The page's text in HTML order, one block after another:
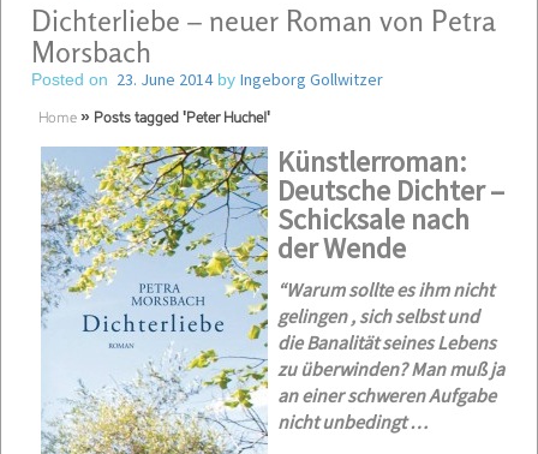
Dichterliebe – neuer Roman von Petra
Morsbach
Posted on 23. June 2014by Ingeborg Gollwitzer
Home » Posts tagged 'Peter Huchel'
Künstlerroman:
Deutsche Dichter –
Schicksale nach
der Wende
“Warum sollte es ihm nicht
gelingen , sich selbst und
die Banalität seines Lebens
zu überwinden? Man muß ja
an einer schweren Aufgabe
nicht unbedingt …